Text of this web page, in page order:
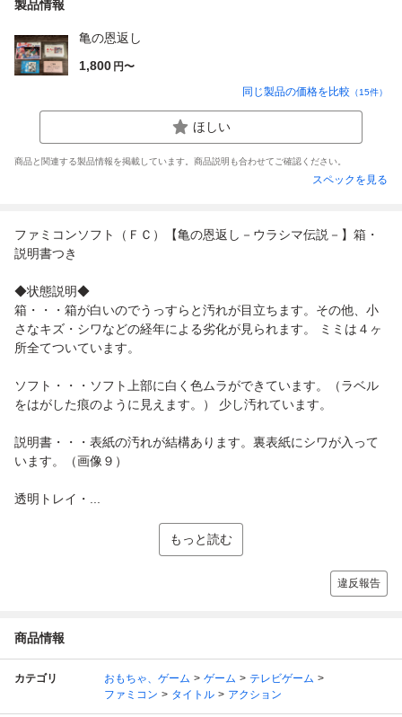
製品情報
亀の恩返し
1,800 円〜
同じ製品の価格を比較 （15件）
ほしい
商品と関連する製品情報を掲載しています。商品説明も合わせてご確認ください。
スペックを見る
ファミコンソフト（ＦＣ）【亀の恩返し－ウラシマ伝説－】箱・
説明書つき
◆状態説明◆
箱・・・箱が白いのでうっすらと汚れが目立ちます。その他、小
さなキズ・シワなどの経年による劣化が見られます。 ミミは４ヶ
所全てついています。
ソフト・・・ソフト上部に白く色ムラができています。（ラベル
をはがした痕のように見えます。） 少し汚れています。
説明書・・・表紙の汚れが結構あります。裏表紙にシワが入って
います。（画像９）
透明トレイ・...
もっと読む
違反報告
商品情報
カテゴリ おもちゃ、ゲーム ゲーム
テレビゲーム
ファミコン
タイトル アクション